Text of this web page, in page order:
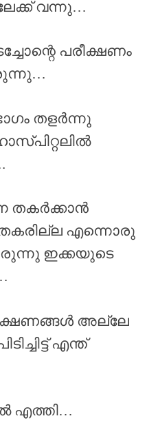
വന്നു…
പരീക്ഷണം
തളർന്നു
തകർക്കാൻ
തകരില്ല എന്നൊരു
ഇക്കയുടെ
അല്ലേ
എന്ത്‌
എത്തി…